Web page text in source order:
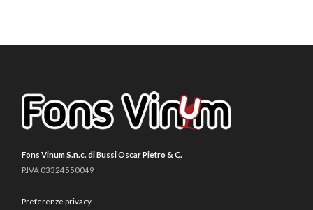
Fons Vinum S.n.c. di Bussi Oscar Pietro & C.
P.IVA 03324550049
Preferenze privacy